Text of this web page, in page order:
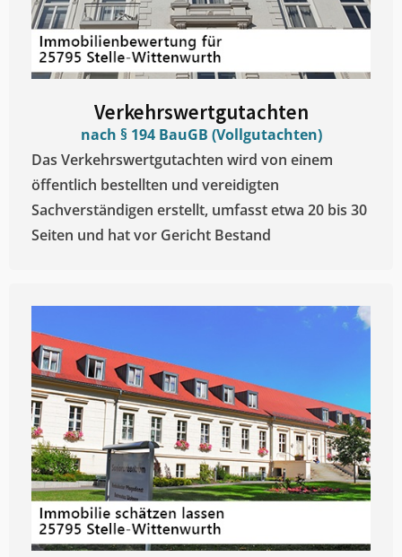
Verkehrswertgutachten
nach § 194 BauGB (Vollgutachten)
Das Verkehrswertgutachten wird von einem
öffentlich bestellten und vereidigten
Sachverständigen erstellt, umfasst etwa 20 bis 30
Seiten und hat vor Gericht Bestand